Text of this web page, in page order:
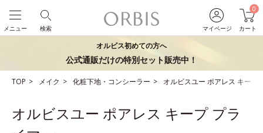
マイページ
0
カート
検索
メニュー
オルビス初めての方へ
公式通販だけの特別セット販売中！
TOP メイク 化粧下地・コンシーラー オルビスユー ポアレス キープ
オルビスユー ポアレス キープ プラ